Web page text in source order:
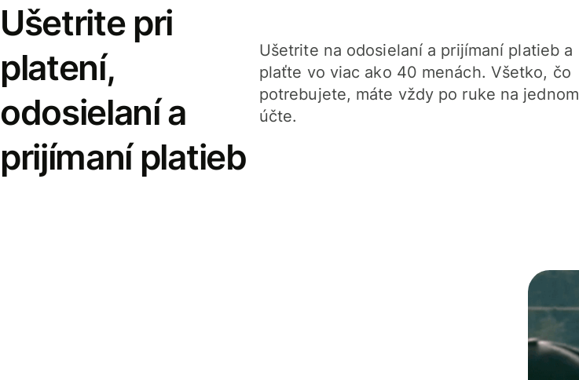
Ušetrite pri
platení,
odosielaní a
prijímaní platieb
Ušetrite na odosielaní a prijímaní platieb a
plaťte vo viac ako 40 menách. Všetko, čo
potrebujete, máte vždy po ruke na jednom
účte.